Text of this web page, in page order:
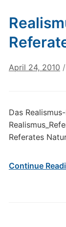
April 24, 2010 /
Das
Referates
Continue